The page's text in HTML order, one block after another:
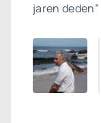
jaren deden”